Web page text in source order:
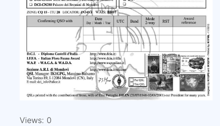
Views: 0